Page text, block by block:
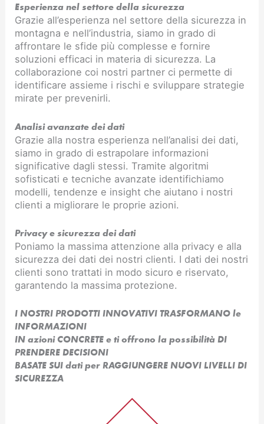
Esperienza nel settore della sicurezza
Grazie all’esperienza nel settore della sicurezza in
montagna e nell’industria, siamo in grado di
affrontare le sfide più complesse e fornire
soluzioni efficaci in materia di sicurezza. La
collaborazione coi nostri partner ci permette di
identificare assieme i rischi e sviluppare strategie
mirate per prevenirli.
Analisi avanzate dei dati
Grazie alla nostra esperienza nell’analisi dei dati,
siamo in grado di estrapolare informazioni
significative dagli stessi. Tramite algoritmi
sofisticati e tecniche avanzate identifichiamo
modelli, tendenze e insight che aiutano i nostri
clienti a migliorare le proprie azioni.
Privacy e sicurezza dei dati
Poniamo la massima attenzione alla privacy e alla
sicurezza dei dati dei nostri clienti. I dati dei nostri
clienti sono trattati in modo sicuro e riservato,
garantendo la massima protezione.
I NOSTRI PRODOTTI INNOVATIVI TRASFORMANO le
INFORMAZIONI
IN azioni CONCRETE e ti offrono la possibilità DI
PRENDERE DECISIONI
BASATE SUI dati per RAGGIUNGERE NUOVI LIVELLI DI
SICUREZZA